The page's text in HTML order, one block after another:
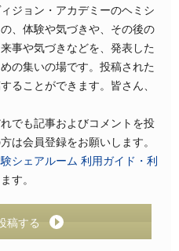
ジョン・アカデミーのヘミシ
、体験や気づきや、その後の
事や気づきなどを、発表した
の集いの場です。投稿された
ることができます。皆さん、
でも記事およびコメントを投
は会員登録をお願いします。
シェアルーム 利用ガイド・利
す。
稿する